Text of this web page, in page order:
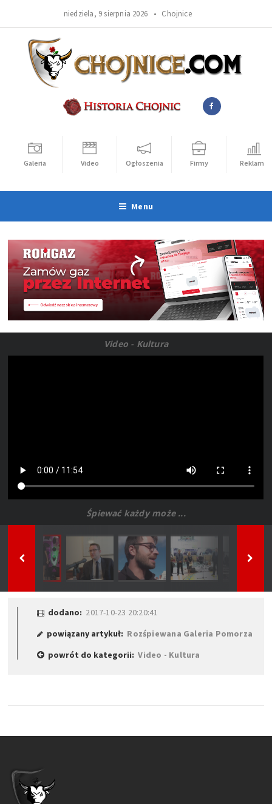
niedziela, 9 sierpnia 2026 • Chojnice
Galeria Video Ogłoszenia Firmy Reklama
Menu
Video - Kultura
Śpiewać każdy może ...
dodano: 2017-10-23 20:20:41
powiązany artykuł: Rozśpiewana Galeria Pomorza
powrót do kategorii:Video - Kultura